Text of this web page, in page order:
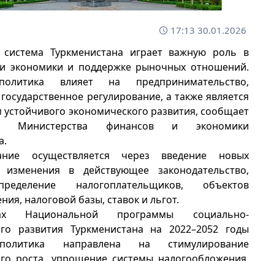
17:13 30.01.2026
система Туркменистана играет важную роль в
экономики и поддержке рыночных отношений.
влияет на предпринимательство,
регулирование, а также является
экономического развития, сообщает
Министерства финансов и экономики
осуществляется через введение новых
в действующее законодательство,
налогоплательщиков, объектов
налоговой базы, ставок и льгот.
Национальной программы социально-
развития Туркменистана на 2022–2052 годы
направлена на стимулирование